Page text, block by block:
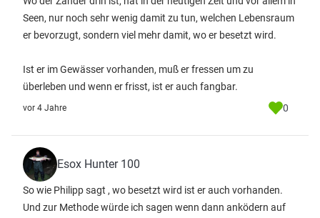
Seen, nur noch sehr wenig damit zu tun, welchen Lebensraum
er bevorzugt, sondern viel mehr damit, wo er besetzt wird.
Ist er im Gewässer vorhanden, muß er fressen um zu
überleben und wenn er frisst, ist er auch fangbar.
vor 4 Jahre 0
Esox Hunter 100
So wie Philipp sagt , wo besetzt wird ist er auch vorhanden.
Und zur Methode würde ich sagen wenn dann anködern auf